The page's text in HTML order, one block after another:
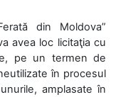
din Moldova”
avea loc licitaţia cu
pe un termen de
în procesul
amplasate în